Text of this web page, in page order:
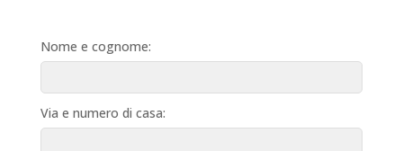
Nome e cognome:
Via e numero di casa: